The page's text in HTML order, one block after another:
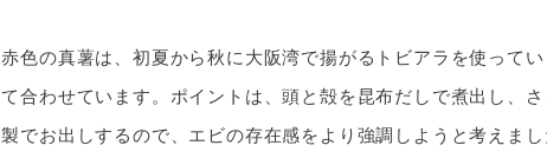
赤色の真薯は、初夏から秋に大阪湾で揚がるトビアラを使って
て合わせています。ポイントは、頭と殻を昆布だしで煮出し、
製でお出しするので、エビの存在感をより強調しようと考えまし